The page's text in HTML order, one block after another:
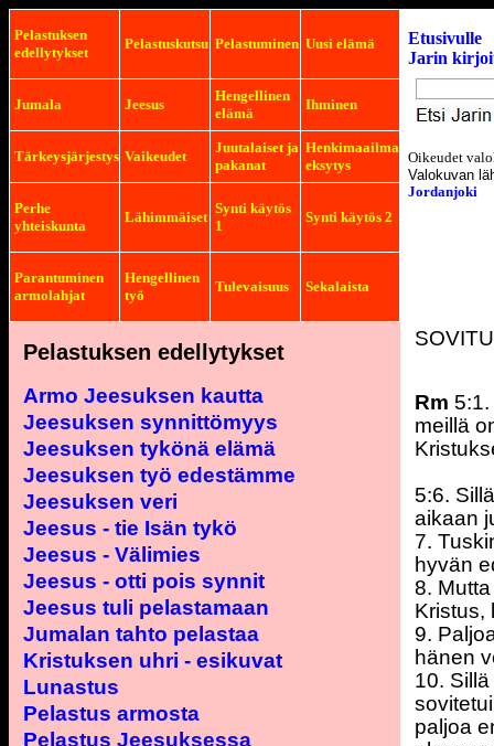
Pelastuksen
edellytykset
Pelastuskutsu Pelastuminen Uusi elämä
Jumala Jeesus
Hengellinen
elämä
Ihminen
Tärkeysjärjestys Vaikeudet
Juutalaiset ja
pakanat
Henkimaailma
eksytys
Perhe
yhteiskunta
Lähimmäiset
Synti käytös
1
Synti käytös 2
Parantuminen
armolahjat
Hengellinen
työ
Tulevaisuus Sekalaista
Pelastuksen edellytykset
Armo Jeesuksen kautta
Jeesuksen synnittömyys
Jeesuksen tykönä elämä
Jeesuksen työ edestämme
Jeesuksen veri
Jeesus - tie Isän tykö
Jeesus - Välimies
Jeesus - otti pois synnit
Jeesus tuli pelastamaan
Jumalan tahto pelastaa
Kristuksen uhri - esikuvat
Lunastus
Pelastus armosta
Pelastus Jeesuksessa
Etusivulle
Jarin
Oikeudet
Valokuvan
Jordanjoki
Rm
meillä
5:6.
aikaan
7.
hyvän
8.
Kristus,
9.
hänen
10.
paljoa